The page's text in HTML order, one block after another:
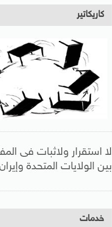
كاريكاتير
لا استقرار ولاثبات فى
بين الولايات المتحدة
خدمات